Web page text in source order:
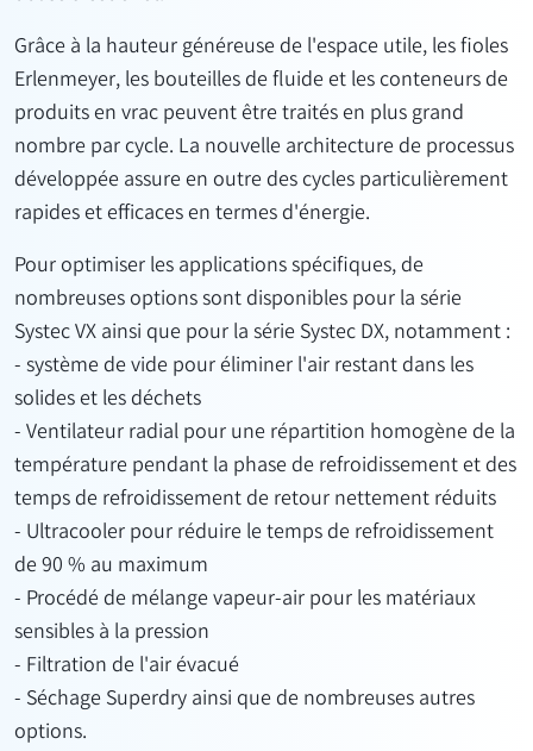
Grâce à la hauteur généreuse de l'espace utile, les fioles
Erlenmeyer, les bouteilles de fluide et les conteneurs de
produits en vrac peuvent être traités en plus grand
nombre par cycle. La nouvelle architecture de processus
développée assure en outre des cycles particulièrement
rapides et efficaces en termes d'énergie.
Pour optimiser les applications spécifiques, de
nombreuses options sont disponibles pour la série
Systec VX ainsi que pour la série Systec DX, notamment :
- système de vide pour éliminer l'air restant dans les
solides et les déchets
- Ventilateur radial pour une répartition homogène de la
température pendant la phase de refroidissement et des
temps de refroidissement de retour nettement réduits
- Ultracooler pour réduire le temps de refroidissement
de 90 % au maximum
- Procédé de mélange vapeur-air pour les matériaux
sensibles à la pression
- Filtration de l'air évacué
- Séchage Superdry ainsi que de nombreuses autres
options.